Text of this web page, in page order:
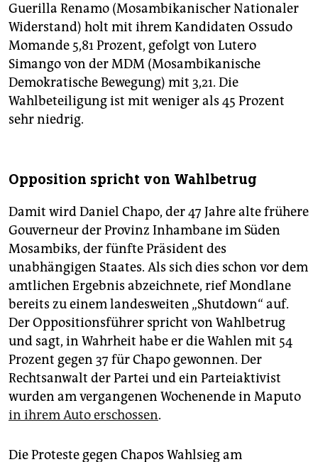
Guerilla Renamo (Mosambikanischer Nationaler
Widerstand) holt mit ihrem Kandidaten Ossudo
Momande 5,81 Prozent, gefolgt von Lutero
Simango von der MDM (Mosambikanische
Demokratische Bewegung) mit 3,21. Die
Wahlbeteiligung ist mit weniger als 45 Prozent
sehr niedrig.
Opposition spricht von Wahlbetrug
Damit wird Daniel Chapo, der 47 Jahre alte frühere
Gouverneur der Provinz Inhambane im Süden
Mosambiks, der fünfte Präsident des
unabhängigen Staates. Als sich dies schon vor dem
amtlichen Ergebnis abzeichnete, rief Mondlane
bereits zu einem landesweiten „Shutdown“ auf.
Der Oppositionsführer spricht von Wahlbetrug
und sagt, in Wahrheit habe er die Wahlen mit 54
Prozent gegen 37 für Chapo gewonnen. Der
Rechtsanwalt der Partei und ein Parteiaktivist
wurden am vergangenen Wochenende in Maputo
in ihrem Auto erschossen.
Die Proteste gegen Chapos Wahlsieg am